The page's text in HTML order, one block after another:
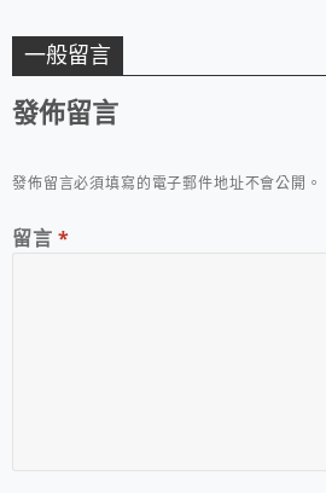
一般留言
發佈留言
發佈留言必須填寫的電子郵件地址不會公開。
留言 *